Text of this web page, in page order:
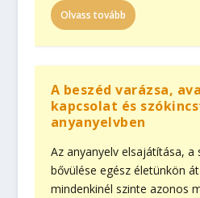
Olvass tovább
A beszéd varázsa,
kapcsolat és
anyanyelvben
Az anyanyelv elsajátítása, a
bővülése egész életünkön
mindenkinél szinte azonos